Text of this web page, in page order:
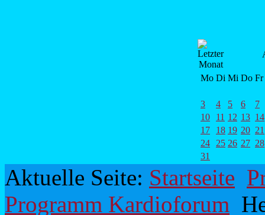
Mo Di Mi Do Fr
3 4 5 6
7
10
11 12 13 14
17
18 19 20 21
24 25 26 27 28
31
Aktuelle Seite: Startseite
Programm Kardioforum